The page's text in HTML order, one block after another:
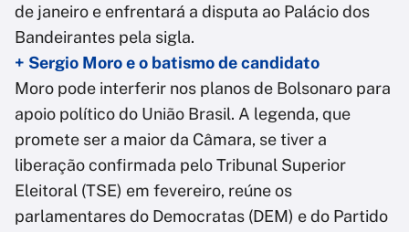
de janeiro e enfrentará a disputa ao Palácio dos
Bandeirantes pela sigla.
+ Sergio Moro e o batismo de candidato
Moro pode interferir nos planos de Bolsonaro para
apoio político do União Brasil. A legenda, que
promete ser a maior da Câmara, se tiver a
liberação confirmada pelo Tribunal Superior
Eleitoral (TSE) em fevereiro, reúne os
parlamentares do Democratas (DEM) e do Partido